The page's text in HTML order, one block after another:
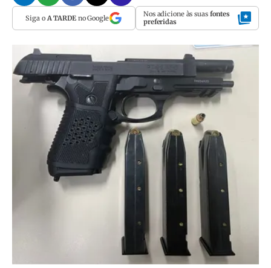
Siga o A TARDEno Google Nos adicione às suas fontes
preferidas